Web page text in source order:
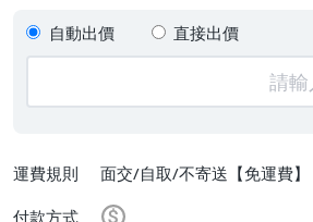
自動出價 直接出價
運費規則
面交/自取/不寄送【免運費】
付款方式